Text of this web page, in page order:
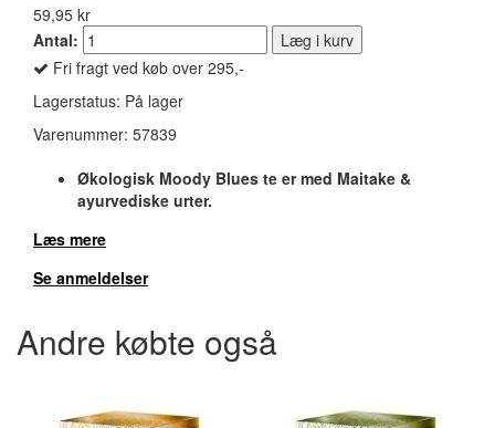
59,95 kr
Antal:
Læg i kurv
Fri fragt ved køb over 295,-
Lagerstatus: På lager
Varenummer: 57839
Økologisk Moody Blues te er med Maitake &
ayurvediske urter.
Læs mere
Se anmeldelser
Andre købte også